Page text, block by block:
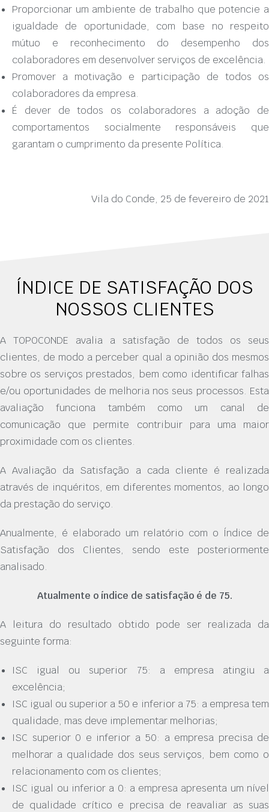
Proporcionar um ambiente de trabalho que potencie a
igualdade de oportunidade, com base no respeito
mútuo e reconhecimento do desempenho dos
colaboradores em desenvolver serviços de excelência.
Promover a motivação e participação de todos os
colaboradores da empresa.
É dever de todos os colaboradores a adoção de
comportamentos socialmente responsáveis que
garantam o cumprimento da presente Política.
Vila do Conde, 25 de fevereiro de 2021
ÍNDICE DE SATISFAÇÃO DOS
NOSSOS CLIENTES
A TOPOCONDE avalia a satisfação de todos os seus
clientes, de modo a perceber qual a opinião dos mesmos
sobre os serviços prestados, bem como identificar falhas
e/ou oportunidades de melhoria nos seus processos. Esta
avaliação funciona também como um canal de
comunicação que permite contribuir para uma maior
proximidade com os clientes.
A Avaliação da Satisfação a cada cliente é realizada
através de inquéritos, em diferentes momentos, ao longo
da prestação do serviço.
Anualmente, é elaborado um relatório com o Índice de
Satisfação dos Clientes, sendo este posteriormente
analisado.
Atualmente o índice de satisfação é de 75.
A leitura do resultado obtido pode ser realizada da
seguinte forma:
ISC igual ou superior 75: a empresa atingiu a
excelência;
ISC igual ou superior a 50 e inferior a 75: a empresa tem
qualidade, mas deve implementar melhorias;
ISC superior 0 e inferior a 50: a empresa precisa de
melhorar a qualidade dos seus serviços, bem como o
relacionamento com os clientes;
ISC igual ou inferior a 0: a empresa apresenta um nível
de qualidade crítico e precisa de reavaliar as suas